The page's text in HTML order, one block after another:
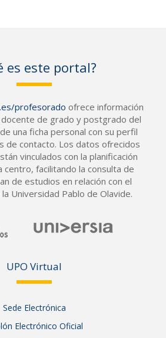
es este portal?
profesorado ofrece información
de grado y postgrado del
una ficha personal con su perfil
de contacto. Los datos ofrecidos
vinculados con la planificación
centro, facilitando la consulta de
de estudios en relación con el
Universidad Pablo de Olavide.
UPO Virtual
Sede Electrónica
Electrónico Oficial